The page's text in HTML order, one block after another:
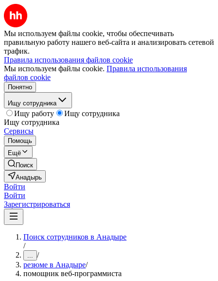
Мы используем файлы cookie, чтобы обеспечивать
правильную работу нашего веб-сайта и анализировать сетевой
трафик.
Правила использования файлов cookie
Мы используем файлы cookie. Правила использования
файлов cookie
Понятно
Ищу сотрудника
Ищу работу
Ищу сотрудника
Ищу сотрудника
Сервисы
Помощь
Ещё
Поиск
Анадырь
Войти
Войти
Зарегистрироваться
Поиск сотрудников в Анадыре
/
... /
резюме в Анадыре/
помощник веб-программиста